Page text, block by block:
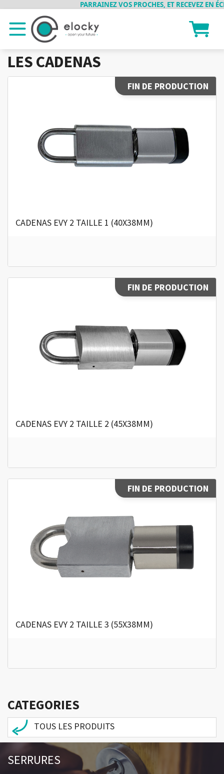
PARRAINEZ VOS PROCHES, ET RECEVEZ EN
LES CADENAS
FIN DE PRODUCTION
CADENAS EVY 2 TAILLE 1 (40X38MM)
FIN DE PRODUCTION
CADENAS EVY 2 TAILLE 2 (45X38MM)
FIN DE PRODUCTION
CADENAS EVY 2 TAILLE 3 (55X38MM)
CATEGORIES
TOUS LES PRODUITS
SERRURES